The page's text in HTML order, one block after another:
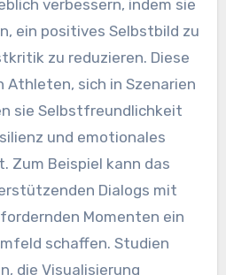
fördern?
können das
verbessern, indem sie
ein positives Selbstbild zu
zu reduzieren. Diese
sich in Szenarien
sie Selbstfreundlichkeit